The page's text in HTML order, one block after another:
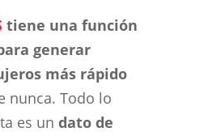
tiene una función
generar
más rápido
nunca. Todo lo
es un dato de